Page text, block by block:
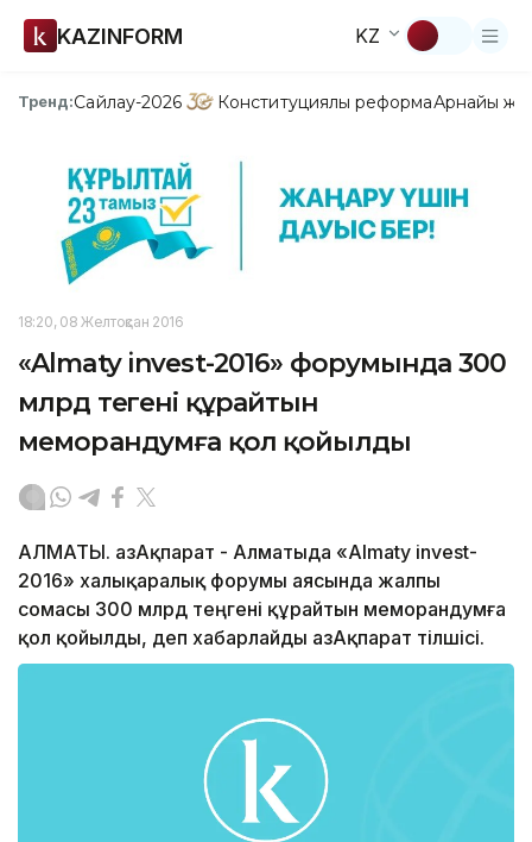
KAZINFORM KZ
Тренд:Сайлау-2026 Конституциялық реформаАрнайы
18:20, 08 Желтоқсан 2016
«Almaty invest-2016» форумында 300
млрд теңгені құрайтын
меморандумға қол қойылды
АЛМАТЫ. ҚазАқпарат - Алматыда «Almaty invest-
2016» халықаралық форумы аясында жалпы
сомасы 300 млрд теңгені құрайтын меморандумға
қол қойылды, деп хабарлайды ҚазАқпарат тілшісі.